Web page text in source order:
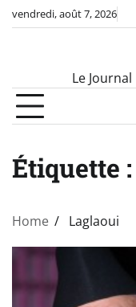
Skipvendredi, août 7, 2026
Le
Étiquette :
Home Laglaoui